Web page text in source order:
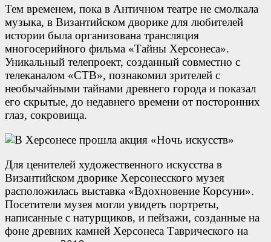
Тем временем, пока в Античном театре не смолкала
музыка, в Византийском дворике для любителей
истории была организована трансляция
многосерийного фильма «Тайны Херсонеса».
Уникальный телепроект, созданный совместно с
телеканалом «СТВ», познакомил зрителей с
необычайными тайнами древнего города и показал
его скрытые, до недавнего времени от посторонних
глаз, сокровища.
Для ценителей художественного искусства в
Византийском дворике Херсонесского музея
расположилась выставка «Вдохновение Корсуни».
Посетители музея могли увидеть портреты,
написанные с натурщиков, и пейзажи, созданные на
фоне древних камней Херсонеса Таврического на